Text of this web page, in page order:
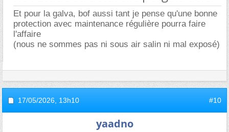
Et pour la galva, bof aussi tant je pense qu'une bonne
protection avec maintenance régulière pourra faire
l'affaire
(nous ne sommes pas ni sous air salin ni mal exposé)
17/05/2026, 13h10 #10
yaadno